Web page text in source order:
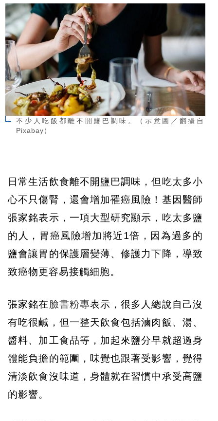
不少人吃飯都離不開鹽巴調味。（示意圖／翻攝自
Pixabay）
日常生活飲食離不開鹽巴調味，但吃太多小
心不只傷腎，還會增加罹癌風險！基因醫師
張家銘表示，一項大型研究顯示，吃太多鹽
的人，胃癌風險增加將近1倍，因為過多的
鹽會讓胃的保護層變薄、修護力下降，導致
致癌物更容易接觸細胞。
張家銘在臉書粉專表示，很多人總說自己沒
有吃很鹹，但一整天飲食包括滷肉飯、湯、
醬料、加工食品等，加起來鹽分早就超過身
體能負擔的範圍，味覺也跟著受影響，覺得
清淡飲食沒味道，身體就在習慣中承受高鹽
的影響。